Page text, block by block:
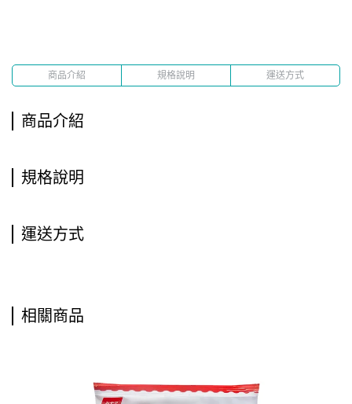
商品介紹 規格說明 運送方式
商品介紹
規格說明
運送方式
相關商品